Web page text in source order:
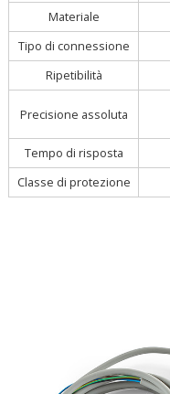
Materiale
Tipo di connessione
Ripetibilità
Precisione assoluta
Tempo di risposta
Classe di protezione